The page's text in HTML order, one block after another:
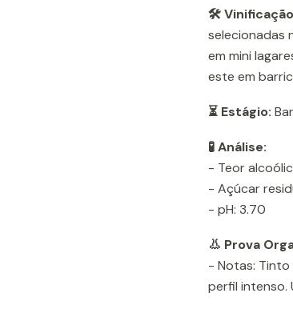
🛠️
selecionadas
em mini
este em
⏳ Estágio:
🧪 Análise:
- Teor
- Açúcar
- pH: 3.70
👃 Prova
- Notas: Tinto
perfil intenso.